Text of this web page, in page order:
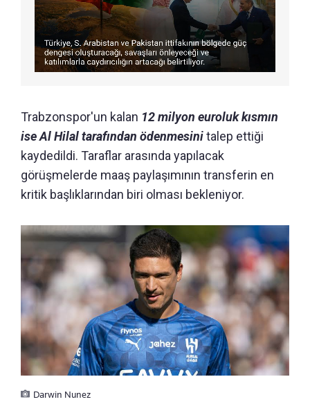
Trabzonspor'un kalan 12 milyon euroluk kısmın
ise Al Hilal tarafından ödenmesinitalep ettiği
kaydedildi. Taraflar arasında yapılacak
görüşmelerde maaş paylaşımının transferin en
kritik başlıklarından biri olması bekleniyor.
Darwin Nunez